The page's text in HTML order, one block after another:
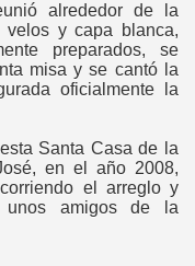
alrededor de la
y capa blanca,
preparados, se
misa y se cantó la
oficialmente la
Santa Casa de la
en el año 2008,
el arreglo y
unos amigos de la